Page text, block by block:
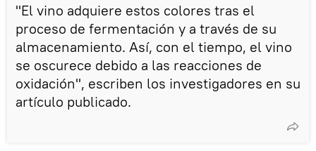
"El vino adquiere estos colores tras el
proceso de fermentación y a través de su
almacenamiento. Así, con el tiempo, el vino
se oscurece debido a las reacciones de
oxidación", escriben los investigadores en su
artículo publicado.